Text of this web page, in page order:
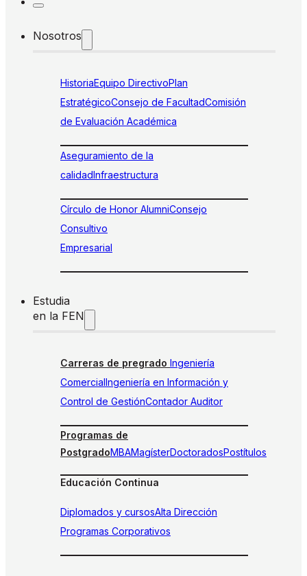
Nosotros
HistoriaEquipo DirectivoPlan
EstratégicoConsejo de FacultadComisión
de Evaluación Académica
Aseguramiento de la
calidadInfraestructura
Círculo de Honor AlumniConsejo
Consultivo
Empresarial
Estudia
en la FEN
Carreras de pregrado Ingeniería
ComercialIngeniería en Información y
Control de GestiónContador Auditor
Programas de
PostgradoMBAMagísterDoctoradosPostítulos
Educación Continua
Diplomados y cursosAlta Dirección
Programas Corporativos